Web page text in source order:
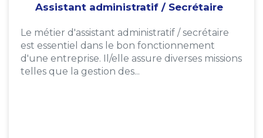
Assistant administratif / Secrétaire
Le métier d'assistant administratif / secrétaire
est essentiel dans le bon fonctionnement
d'une entreprise. Il/elle assure diverses missions
telles que la gestion des...